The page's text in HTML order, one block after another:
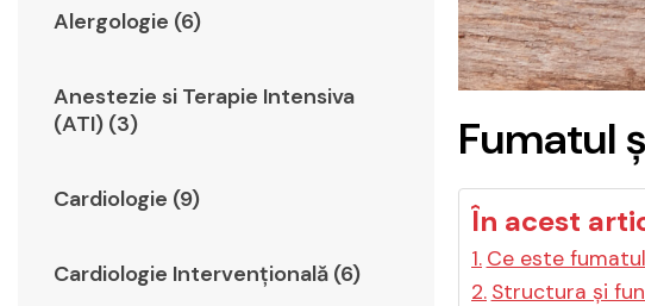
Alergologie (6)
Anestezie si Terapie Intensiva
(ATI) (3)
Cardiologie (9)
Cardiologie Intervențională (6)
Fumatul
În acest
Ce este
Structura și